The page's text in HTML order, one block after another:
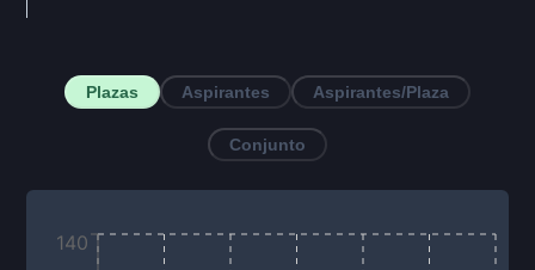
Plazas Aspirantes Aspirantes/Plaza
Conjunto
140